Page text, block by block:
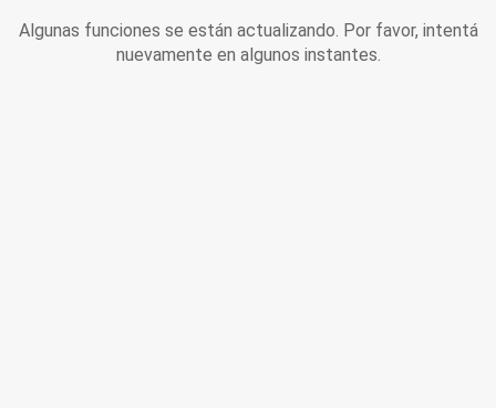
Algunas funciones se están actualizando. Por favor, intentá
nuevamente en algunos instantes.